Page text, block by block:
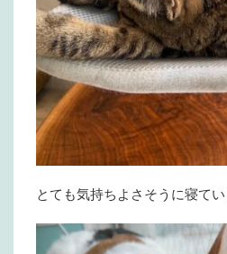
とても気持ちよさそうに寝てい